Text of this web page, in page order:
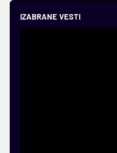
IZABRANE VESTI